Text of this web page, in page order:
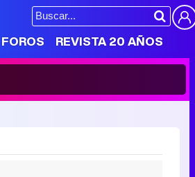
FOROS REVISTA 20 AÑOS